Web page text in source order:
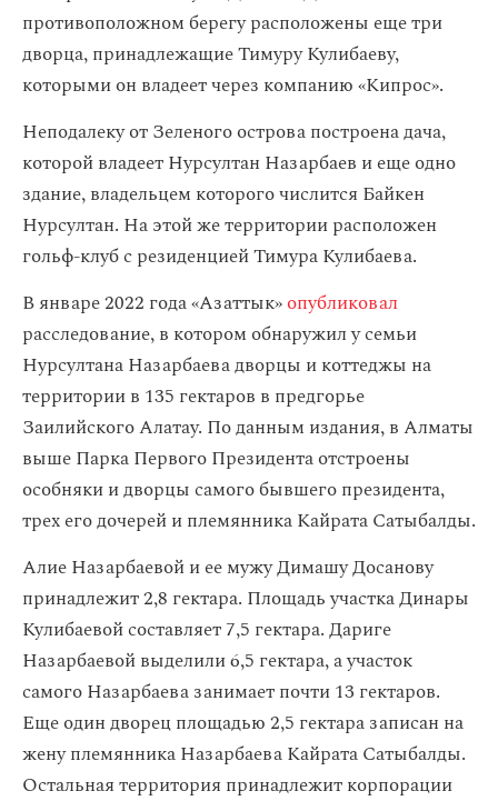
противоположном берегу расположены еще три
дворца, принадлежащие Тимуру Кулибаеву,
которыми он владеет через компанию «Кипрос».
Неподалеку от Зеленого острова построена дача,
которой владеет Нурсултан Назарбаев и еще одно
здание, владельцем которого числится Байкен
Нурсултан. На этой же территории расположен
гольф-клуб с резиденцией Тимура Кулибаева.
В январе 2022 года «Азаттык»опубликовал
расследование, в котором обнаружил у семьи
Нурсултана Назарбаева дворцы и коттеджы на
территории в 135 гектаров в предгорье
Заилийского Алатау. По данным издания, в Алматы
выше Парка Первого Президента отстроены
особняки и дворцы самого бывшего президента,
трех его дочерей и племянника Кайрата Сатыбалды.
Алие Назарбаевой и ее мужу Димашу Досанову
принадлежит 2,8 гектара. Площадь участка Динары
Кулибаевой составляет 7,5 гектара. Дариге
Назарбаевой выделили 6,5 гектара, а участок
самого Назарбаева занимает почти 13 гектаров.
Еще один дворец площадью 2,5 гектара записан на
жену племянника Назарбаева Кайрата Сатыбалды.
Остальная территория принадлежит корпорации